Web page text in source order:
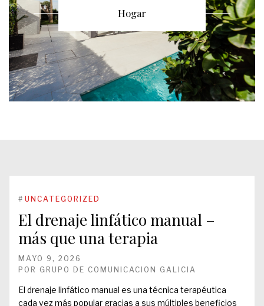
Hogar
# UNCATEGORIZED
El drenaje linfático manual –
más que una terapia
MAYO 9, 2026
POR GRUPO DE COMUNICACION GALICIA
El drenaje linfático manual es una técnica terapéutica
cada vez más popular gracias a sus múltiples beneficios